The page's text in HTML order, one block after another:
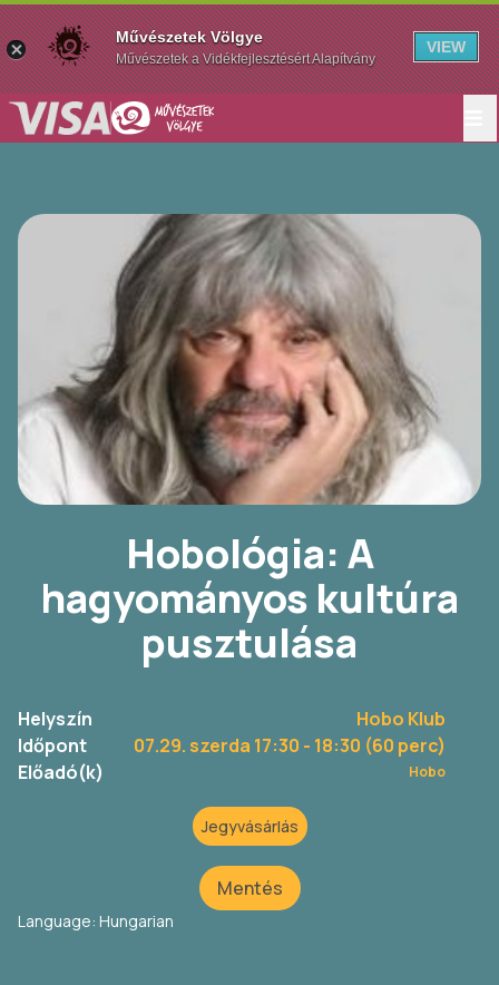
Hobológia: A
hagyományos kultúra
pusztulása
Helyszín
Hobo Klub
Időpont
07.29. szerda 17:30 - 18:30 (60 perc)
Előadó(k)
Hobo
Jegyvásárlás
Mentés
Language: Hungarian
Művészetek Völgye
Művészetek a Vidékfejlesztésért Alapítvány
VIEW